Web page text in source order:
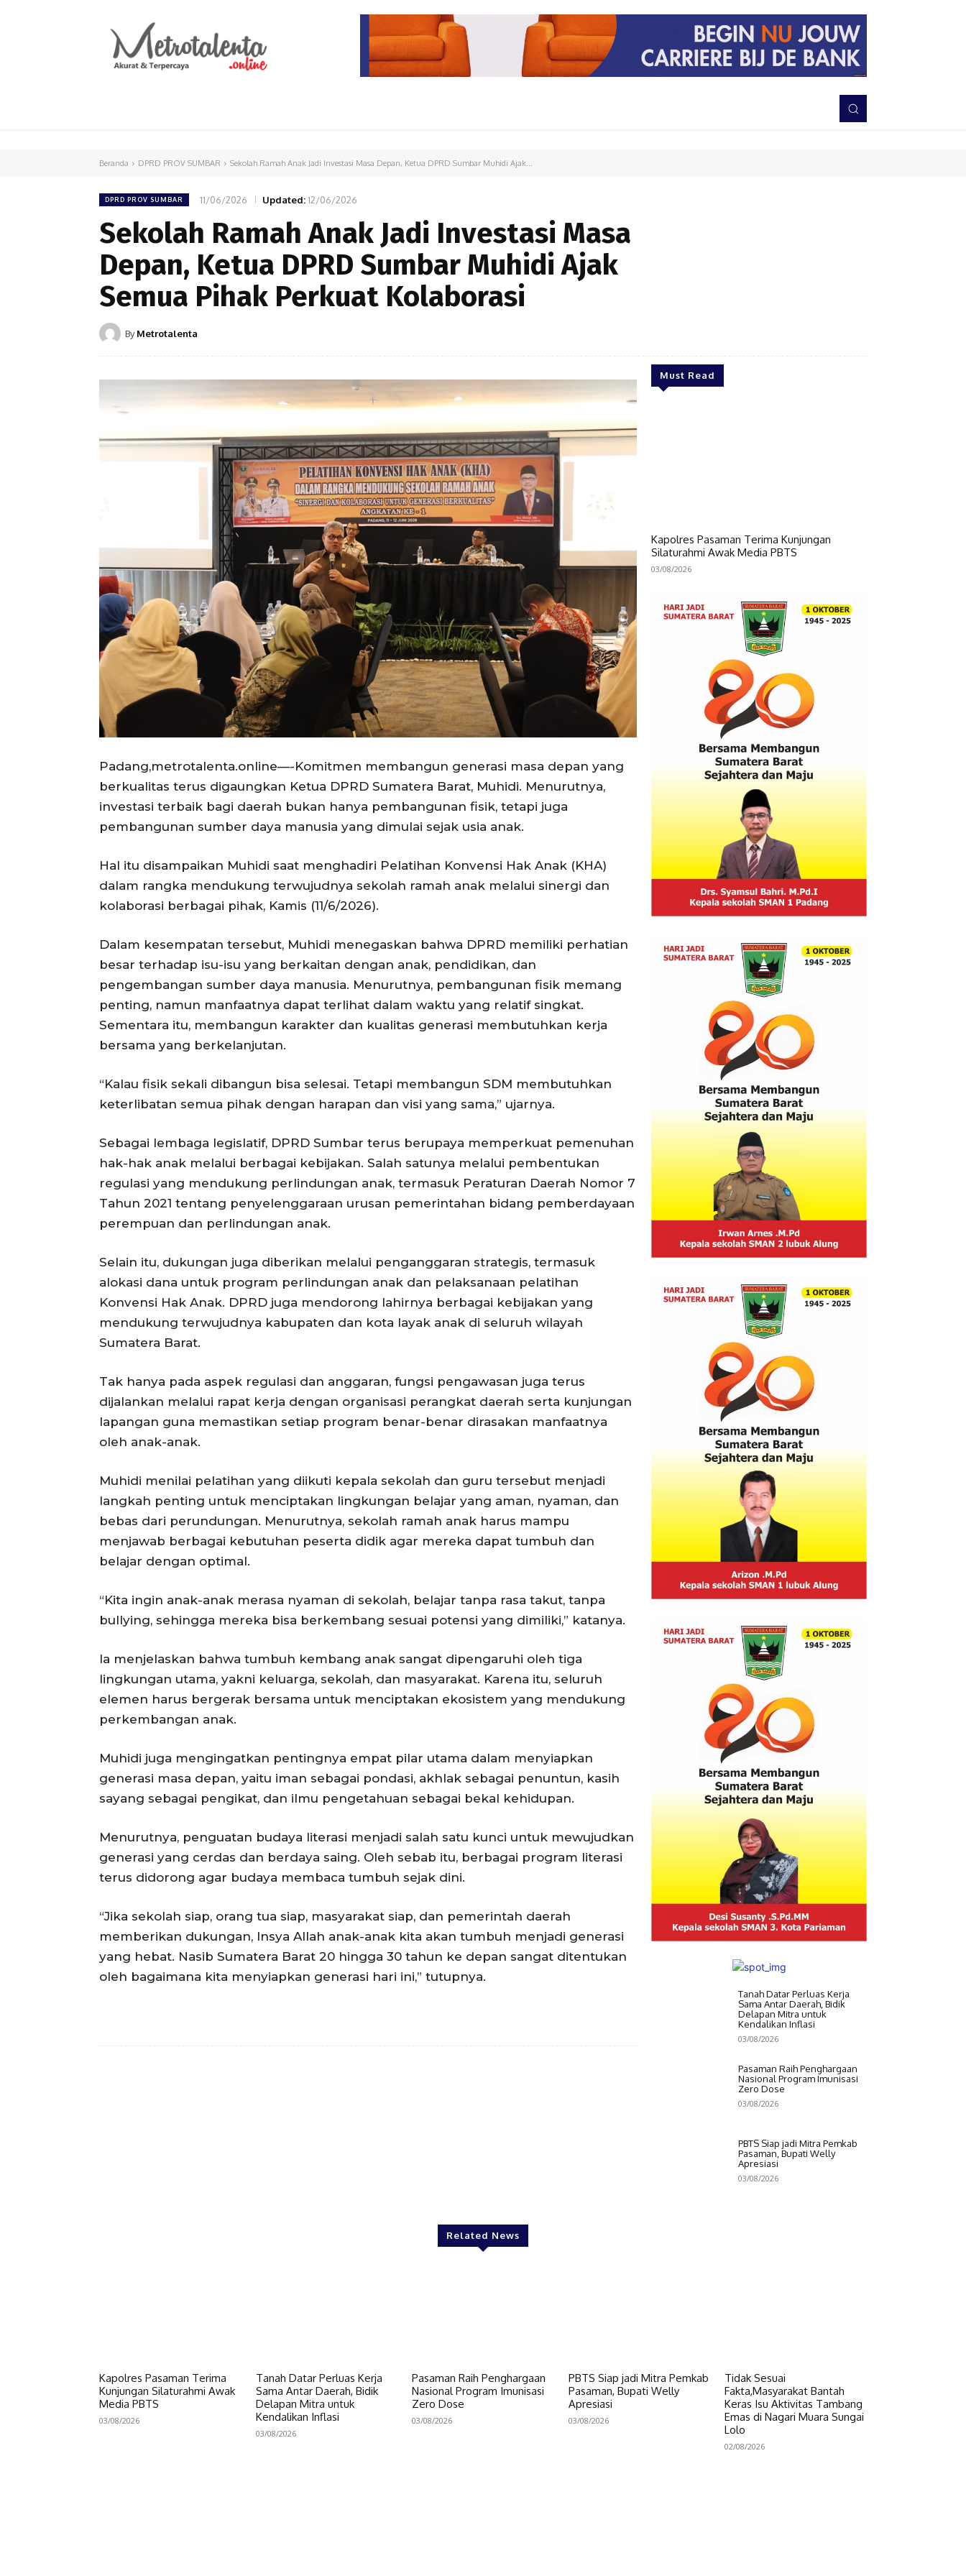
TNI-POLRI
Beranda DPRD PROV SUMBAR Sekolah Ramah Anak Jadi Investasi Masa Depan, Ketua DPRD Sumbar Muhidi Ajak...
DPRD PROV SUMBAR 11/06/2026 Updated:12/06/2026
Sekolah Ramah Anak Jadi Investasi Masa
Depan, Ketua DPRD Sumbar Muhidi Ajak
Semua Pihak Perkuat Kolaborasi
By Metrotalenta
Padang,metrotalenta.online—-Komitmen membangun generasi masa depan yang
berkualitas terus digaungkan Ketua DPRD Sumatera Barat, Muhidi. Menurutnya,
investasi terbaik bagi daerah bukan hanya pembangunan fisik, tetapi juga
pembangunan sumber daya manusia yang dimulai sejak usia anak.
Hal itu disampaikan Muhidi saat menghadiri Pelatihan Konvensi Hak Anak (KHA)
dalam rangka mendukung terwujudnya sekolah ramah anak melalui sinergi dan
kolaborasi berbagai pihak, Kamis (11/6/2026).
Dalam kesempatan tersebut, Muhidi menegaskan bahwa DPRD memiliki perhatian
besar terhadap isu-isu yang berkaitan dengan anak, pendidikan, dan
pengembangan sumber daya manusia. Menurutnya, pembangunan fisik memang
penting, namun manfaatnya dapat terlihat dalam waktu yang relatif singkat.
Sementara itu, membangun karakter dan kualitas generasi membutuhkan kerja
bersama yang berkelanjutan.
“Kalau fisik sekali dibangun bisa selesai. Tetapi membangun SDM membutuhkan
keterlibatan semua pihak dengan harapan dan visi yang sama,” ujarnya.
Sebagai lembaga legislatif, DPRD Sumbar terus berupaya memperkuat pemenuhan
hak-hak anak melalui berbagai kebijakan. Salah satunya melalui pembentukan
regulasi yang mendukung perlindungan anak, termasuk Peraturan Daerah Nomor 7
Tahun 2021 tentang penyelenggaraan urusan pemerintahan bidang pemberdayaan
perempuan dan perlindungan anak.
Selain itu, dukungan juga diberikan melalui penganggaran strategis, termasuk
alokasi dana untuk program perlindungan anak dan pelaksanaan pelatihan
Konvensi Hak Anak. DPRD juga mendorong lahirnya berbagai kebijakan yang
mendukung terwujudnya kabupaten dan kota layak anak di seluruh wilayah
Sumatera Barat.
Tak hanya pada aspek regulasi dan anggaran, fungsi pengawasan juga terus
dijalankan melalui rapat kerja dengan organisasi perangkat daerah serta kunjungan
lapangan guna memastikan setiap program benar-benar dirasakan manfaatnya
oleh anak-anak.
Muhidi menilai pelatihan yang diikuti kepala sekolah dan guru tersebut menjadi
langkah penting untuk menciptakan lingkungan belajar yang aman, nyaman, dan
bebas dari perundungan. Menurutnya, sekolah ramah anak harus mampu
menjawab berbagai kebutuhan peserta didik agar mereka dapat tumbuh dan
belajar dengan optimal.
“Kita ingin anak-anak merasa nyaman di sekolah, belajar tanpa rasa takut, tanpa
bullying, sehingga mereka bisa berkembang sesuai potensi yang dimiliki,” katanya.
Ia menjelaskan bahwa tumbuh kembang anak sangat dipengaruhi oleh tiga
lingkungan utama, yakni keluarga, sekolah, dan masyarakat. Karena itu, seluruh
elemen harus bergerak bersama untuk menciptakan ekosistem yang mendukung
perkembangan anak.
Muhidi juga mengingatkan pentingnya empat pilar utama dalam menyiapkan
generasi masa depan, yaitu iman sebagai pondasi, akhlak sebagai penuntun, kasih
sayang sebagai pengikat, dan ilmu pengetahuan sebagai bekal kehidupan.
Menurutnya, penguatan budaya literasi menjadi salah satu kunci untuk mewujudkan
generasi yang cerdas dan berdaya saing. Oleh sebab itu, berbagai program literasi
terus didorong agar budaya membaca tumbuh sejak dini.
“Jika sekolah siap, orang tua siap, masyarakat siap, dan pemerintah daerah
memberikan dukungan, Insya Allah anak-anak kita akan tumbuh menjadi generasi
yang hebat. Nasib Sumatera Barat 20 hingga 30 tahun ke depan sangat ditentukan
oleh bagaimana kita menyiapkan generasi hari ini,” tutupnya.
Must Read
Kapolres Pasaman Terima Kunjungan
Silaturahmi Awak Media PBTS
03/08/2026
Tanah Datar Perluas Kerja
Sama Antar Daerah, Bidik
Delapan Mitra untuk
Kendalikan Inflasi
03/08/2026
Pasaman Raih Penghargaan
Nasional Program Imunisasi
Zero Dose
03/08/2026
PBTS Siap jadi Mitra Pemkab
Pasaman, Bupati Welly
Apresiasi
03/08/2026
Related News
Kapolres Pasaman Terima
Kunjungan Silaturahmi Awak
Media PBTS
03/08/2026
Tanah Datar Perluas Kerja
Sama Antar Daerah, Bidik
Delapan Mitra untuk
Kendalikan Inflasi
03/08/2026
Pasaman Raih Penghargaan
Nasional Program Imunisasi
Zero Dose
03/08/2026
PBTS Siap jadi Mitra Pemkab
Pasaman, Bupati Welly
Apresiasi
03/08/2026
Tidak Sesuai
Fakta,Masyarakat Bantah
Keras Isu Aktivitas Tambang
Emas di Nagari Muara Sungai
Lolo
02/08/2026